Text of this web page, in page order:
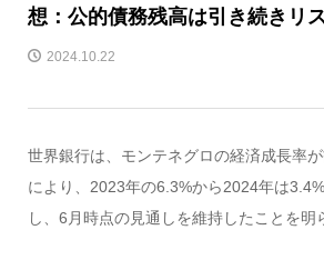
想：公的債務残高は引き続きリ
2024.10.22
世界銀行は、モンテネグロの経済成長率
により、2023年の6.3%から2024年は
し、6月時点の見通しを維持したことを明